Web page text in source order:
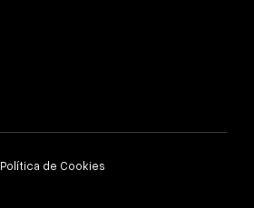
Política de Cookies